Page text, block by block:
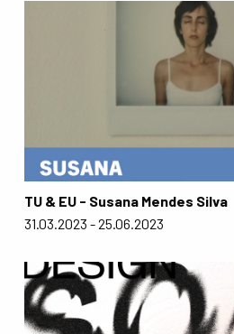
TU & EU - Susana Mendes Silva
31.03.2023 - 25.06.2023